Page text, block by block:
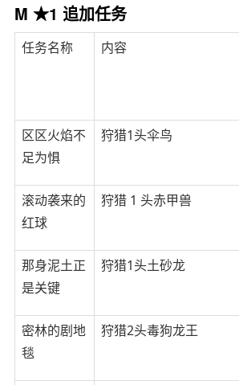
M ★1 追加任务
任务名称 内容
区区火焰不
足为惧
狩猎1头伞鸟
滚动袭来的
红球
狩猎 1 头赤甲兽
那身泥土正
是关键
狩猎1头土砂龙
密林的剧地
毯
狩猎2头毒狗龙王